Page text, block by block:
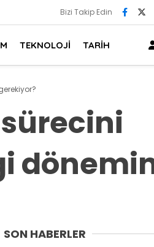
Bizi Takip Edin
TEKNOLOJİ TARİH
sürecini
SON HABERLER